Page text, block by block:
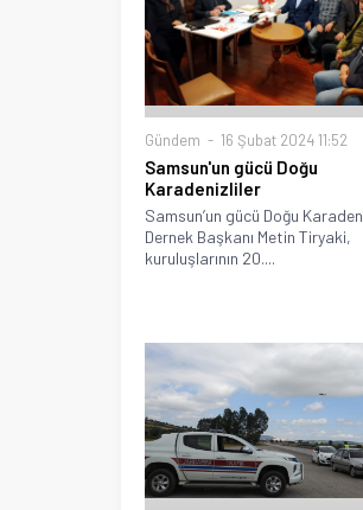
Gündem 16 Şubat 2024 11:52
Samsun'un gücü Doğu
Karadenizliler
Samsun’un gücü Doğu
Dernek Başkanı Metin Tiryaki,
kuruluşlarının 20....
Ege
merkez